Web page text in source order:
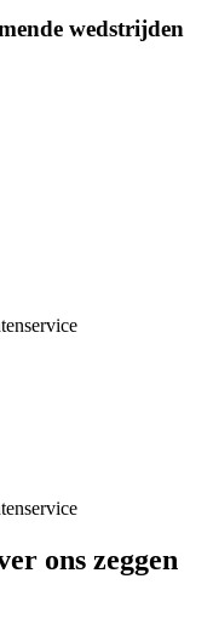
wedstrijden
ons zeggen